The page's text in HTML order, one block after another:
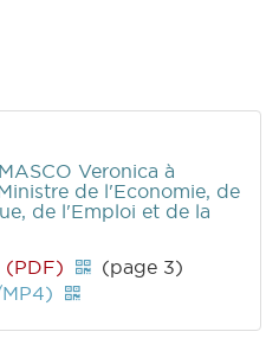
Veronica à
de l'Economie, de
de l'Emploi et de la
(PDF)
(page 3)